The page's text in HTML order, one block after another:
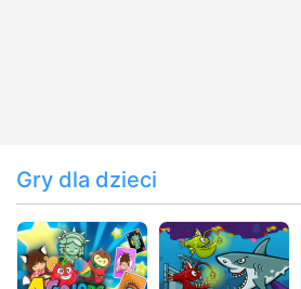
Gry dla dzieci